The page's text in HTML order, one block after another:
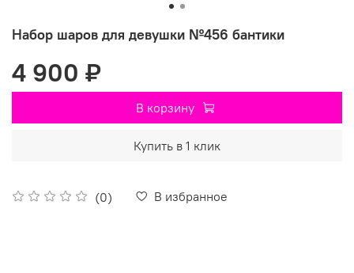
Набор шаров для девушки №456 бантики
(0) В избранное
4 900 ₽
В корзину
Купить в 1 клик